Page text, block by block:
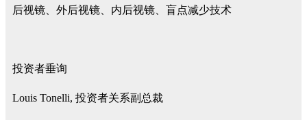
后视镜、外后视镜、内后视镜、盲点减少技术
投资者垂询
Louis Tonelli, 投资者关系副总裁